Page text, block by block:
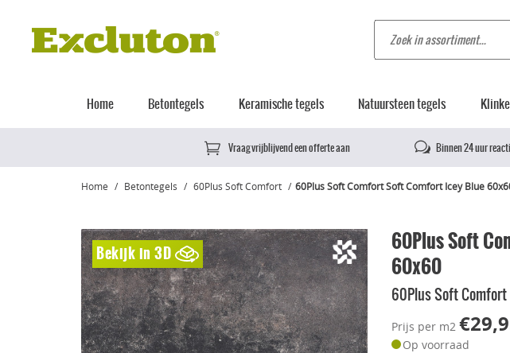
Home Betontegels Keramische tegels Natuursteen tegels
Vraag vrijblijvend een offerte aan Binnen 24 uur
Home Betontegels 60Plus Soft Comfort 60Plus Soft Comfort Soft Comfort Icey Blue
Bekijk in 3D
60Plus Soft
60x60
60Plus Soft Comfort
Prijs per m2
Op voorraad